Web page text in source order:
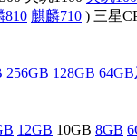
810 麒麟710 ) 三星
256GB 128GB
12GB 10GB 8GB